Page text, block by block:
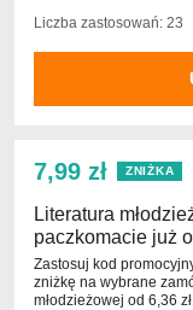
Liczba zastosowań: 23
7,99 zł ZNIŻKA
Literatura
paczkomacie już
Zastosuj kod
zniżkę na wybrane
młodzieżowej od 6,36